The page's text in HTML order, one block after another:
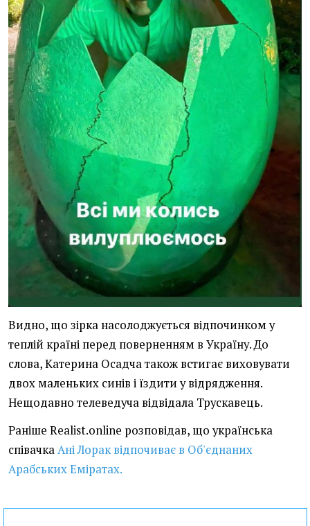
Видно, що зірка насолоджується відпочинком у
теплій країні перед поверненням в Україну. До
слова, Катерина Осадча також встигає виховувати
двох маленьких синів і їздити у відрядження.
Нещодавно телеведуча відвідала Трускавець.
Раніше Realist.online розповідав, що українська
співачкаАні Лорак відпочиває в Об'єднаних
Арабських Еміратах.